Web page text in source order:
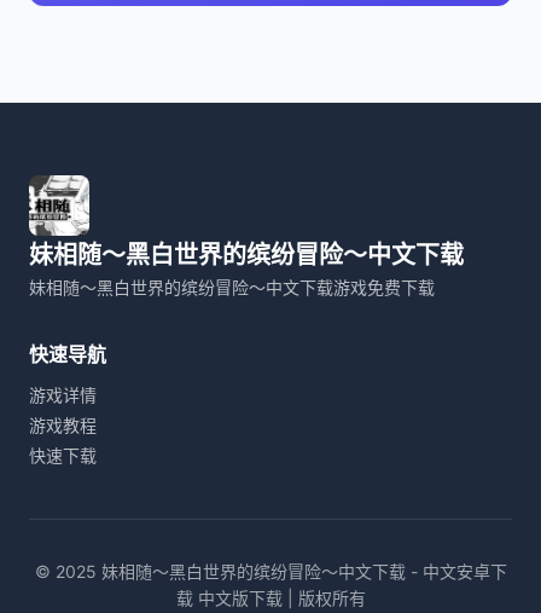
妹相随～黑白世界的缤纷冒险～中文下载
妹相随～黑白世界的缤纷冒险～中文下载游戏免费下载
快速导航
游戏详情
游戏教程
快速下载
© 2025 妹相随～黑白世界的缤纷冒险～中文下载 - 中文安卓下
载 中文版下载 | 版权所有